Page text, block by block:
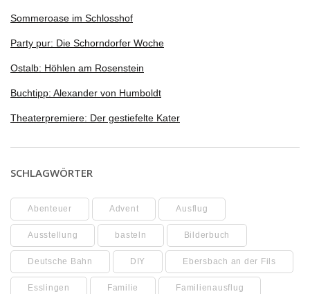
Sommeroase im Schlosshof
Party pur: Die Schorndorfer Woche
Ostalb: Höhlen am Rosenstein
Buchtipp: Alexander von Humboldt
Theaterpremiere: Der gestiefelte Kater
SCHLAGWÖRTER
Abenteuer Advent Ausflug
Ausstellung basteln Bilderbuch
Deutsche Bahn DIY Ebersbach an der Fils
Esslingen Familie Familienausflug